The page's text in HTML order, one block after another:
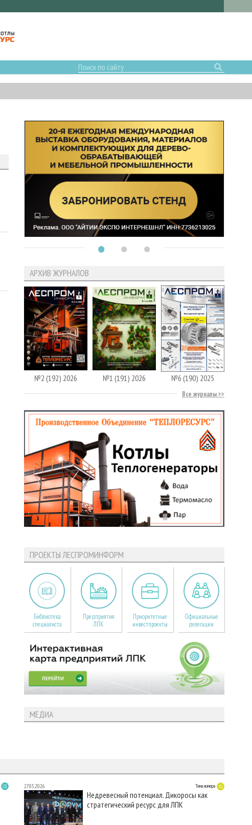
АРХИВ ЖУРНАЛОВ
№2 (192) 2026 №1 (191) 2026 №6 (190) 2025
Все журналы
ПРОЕКТЫ ЛЕСПРОМИНФОРМ
Библиотека
специалиста
Предприятия
ЛПК
Приоритетные
инвестпроекты
Официальные
делегации
МЕДИА
27.05.2026 Тема номера
Недревесный потенциал. Дикоросы как
стратегический ресурс для ЛПК